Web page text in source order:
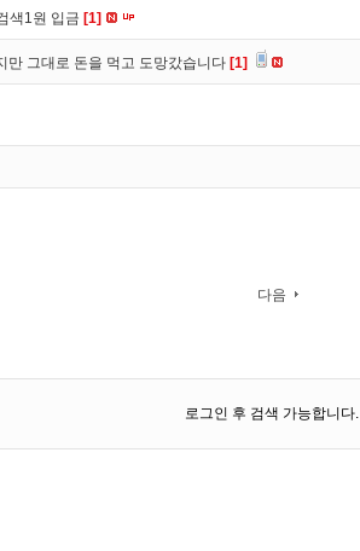
색1원 입금 [1]
만 그대로 돈을 먹고 도망갔습니다 [1]
다음
로그인 후 검색 가능합니다.